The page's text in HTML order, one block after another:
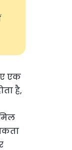
एक
है,